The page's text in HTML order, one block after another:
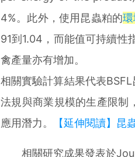
4%。此外，使用昆蟲粕的
91到1.04，而能值可持續
禽產量亦有增加。
相關實驗計算結果代表
法規與商業規模的生產限制
應用潛力。
【延伸閱讀】昆
相關研究成果發表於